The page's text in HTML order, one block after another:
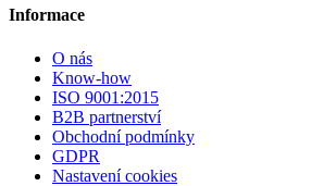
Informace
O nás
Know-how
ISO 9001:2015
B2B partnerství
Obchodní podmínky
GDPR
Nastavení cookies